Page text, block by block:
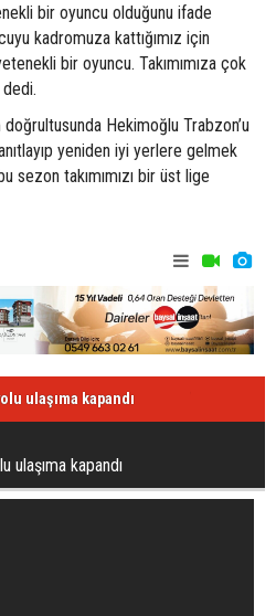
bir oyuncu olduğunu ifade
kadromuza kattığımız için
bir oyuncu. Takımımıza çok
dedi.
Hekimoğlu Trabzon’u
yeniden iyi yerlere gelmek
sezon takımımızı bir üst lige
ulaşıma kapandı
ulaşıma kapandı